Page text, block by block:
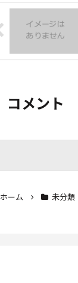
コメント
ホーム 未分類